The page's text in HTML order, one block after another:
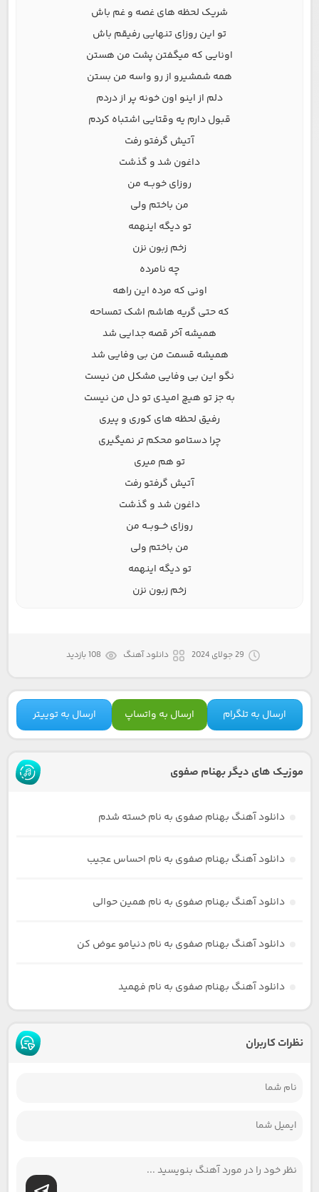
شریک لحظه های غصه و غم باش
تو این روزای تنهایی رفیقم باش
اونایی که میگفتن پشت من هستن
همه شمشیرو از رو واسه من بستن
دلم از اینو اون خونه پر از دردم
قبول دارم یه وقتایی اشتباه کردم
آتیش گرفتو رفت
داغون شد و گذشت
روزای خوبــه من
من باختم ولی
تو دیگه اینهمه
زخم زبون نزن
چه نامرده
اونی که مرده این راهه
که حتی گریه هاشم اشک تمساحه
همیشه آخر قصه جدایی شد
همیشه قسمت من بی وفایی شد
نگو این بی وفایی مشکل من نیست
به جز تو هیچ امیدی تو دل من نیست
رفیق لحظه های کوری و پیری
چرا دستامو محکم تر نمیگیری
تو هم میری
آتیش گرفتو رفت
داغون شد و گذشت
روزای خــوبــه من
من باختم ولی
تو دیگه اینهمه
زخم زبون نزن
29 جولای 2024 دانلود آهنگ 108 بازدید
ارسال به تلگرام ارسال به واتساپ ارسال به توییتر
موزیک های دیگر بهنام صفوی
دانلود آهنگ بهنام صفوی به نام خسته شدم
دانلود آهنگ بهنام صفوی به نام احساس عجیب
دانلود آهنگ بهنام صفوی به نام همین حوالی
دانلود آهنگ بهنام صفوی به نام دنیامو عوض کن
دانلود آهنگ بهنام صفوی به نام فهمید
نظرات کاربران